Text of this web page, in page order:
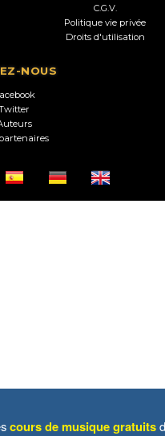
C.G.V.
Politique vie privée
Droits d'utilisation
NOUS
cours de musique gratuits